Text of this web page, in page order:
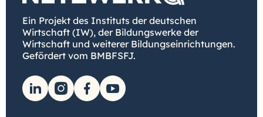
Ein Projekt des Instituts der deutschen
Wirtschaft (IW), der Bildungswerke der
Wirtschaft und weiterer Bildungseinrichtungen.
Gefördert vom BMBFSFJ.